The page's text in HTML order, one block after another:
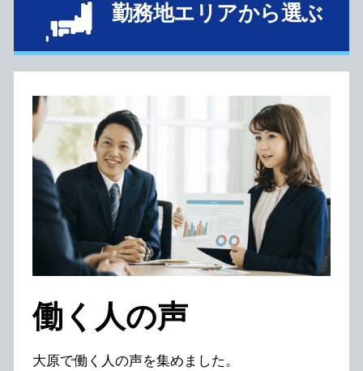
勤務地エリアから選ぶ
働く⼈の声
⼤原で働く⼈の声を集めました。